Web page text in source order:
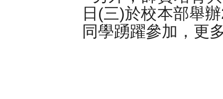
日(三)於校本部舉辦
同學踴躍參加， 更